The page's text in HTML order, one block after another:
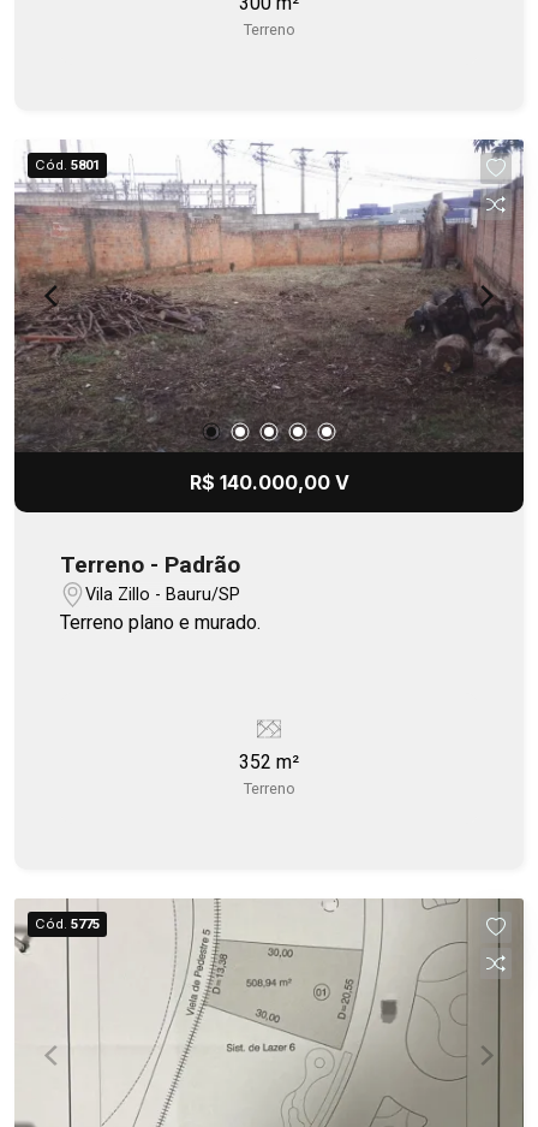
Terreno
Cód. 5801
R$ 140.000,00 V
Terreno - Padrão
Vila Zillo - Bauru/SP
Terreno plano e murado.
352 m²
Terreno
Cód. 5775